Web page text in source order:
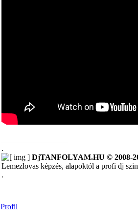
.
DjTANFOLYAM.HU © 2008-
Lemezlovas képzés, alapoktól a profi dj
.
Profil